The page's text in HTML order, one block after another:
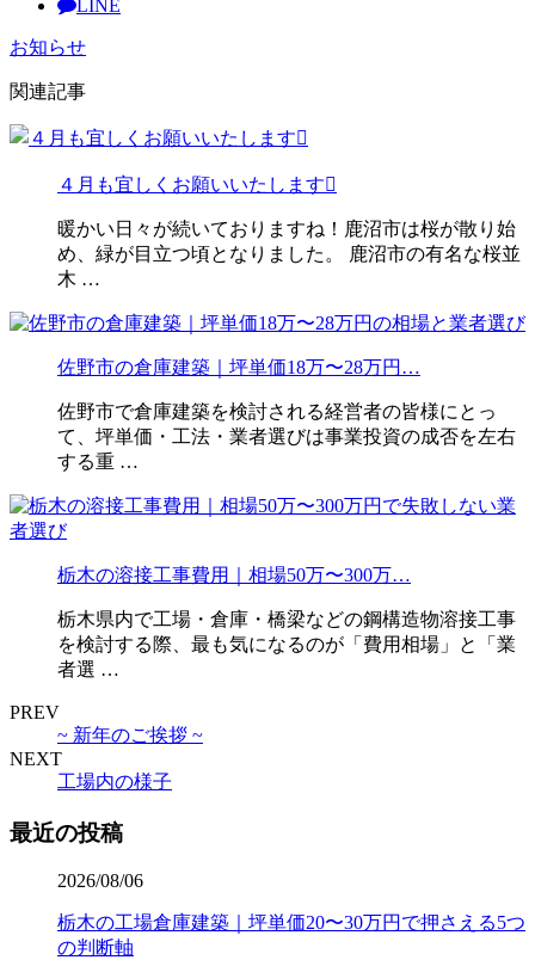
LINE
お知らせ
関連記事
４月も宜しくお願いいたします
暖かい日々が続いておりますね！鹿沼市は桜が散り始
め、緑が目立つ頃となりました。 鹿沼市の有名な桜並
木 …
佐野市の倉庫建築｜坪単価18万〜28万円…
佐野市で倉庫建築を検討される経営者の皆様にとっ
て、坪単価・工法・業者選びは事業投資の成否を左右
する重 …
栃木の溶接工事費用｜相場50万〜300万…
栃木県内で工場・倉庫・橋梁などの鋼構造物溶接工事
を検討する際、最も気になるのが「費用相場」と「業
者選 …
PREV
~ 新年のご挨拶 ~
NEXT
工場内の様子
最近の投稿
2026/08/06
栃木の工場倉庫建築｜坪単価20〜30万円で押さえる5つ
の判断軸